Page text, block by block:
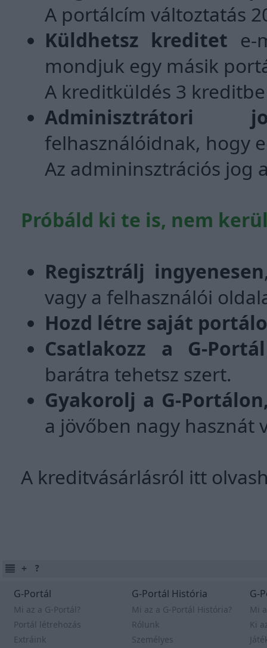
A portálcím változtatás
Küldhetsz kreditet e-
mondjuk egy másik
A kreditküldés 3
Adminisztrátori
felhasználóidnak, hogy
Az admininsztrációs jog
Próbáld ki te is, nem
Regisztrálj ingyenesen
vagy a felhasználói
Hozd létre saját
Csatlakozz a G-
barátra tehetsz szert.
Gyakorolj a G-
a jövőben nagy hasznát
A kreditvásárlásról itt
G-Portál
Mi az a G-Portál?
Portál létrehozás
Extráink
G-Portál História
Mi az a G-Portál História?
Rólunk
Személyes
G-
Mi
Ki